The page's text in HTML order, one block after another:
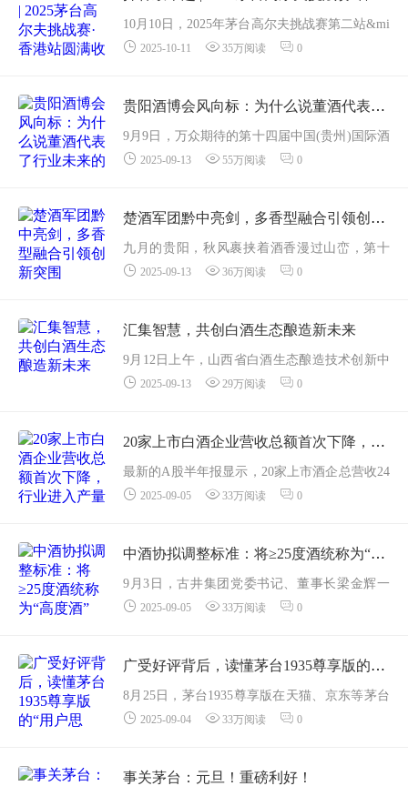
10月10日，2025年茅台高尔夫挑战赛第二站&mi
ddot;香港站于香港哥尔夫球会圆满举办。本次
及高尔夫名将，共同见证茅台文化与高尔夫运
动...
2025-10-11 35万阅读 0
贵阳酒博会风向标：为什么说董酒代表了行业未来的另一种赛道？
9月9日，万众期待的第十四届中国(贵州)国际酒
类博览会正式开幕，全行业的目光都聚焦至贵
期，行业对未来的发展趋势出现迷茫。因此，
本次贵阳酒...
2025-09-13 55万阅读 0
楚酒军团黔中亮剑，多香型融合引领创新突围
九月的贵阳，秋风裹挟着酒香漫过山峦，第十
四届中国（贵州）国际酒类博览会在这里盛大
种美酒荟萃一堂。在这场以“展示全球佳酿，促
进...
2025-09-13 36万阅读 0
汇集智慧，共创白酒生态酿造新未来
9月12日上午，山西省白酒生态酿造技术创新中
心第一届第一次技术委员会会议在汾酒隆重召
山西大学共同承办。山西省白酒生态酿造技术...
2025-09-13 29万阅读 0
20家上市白酒企业营收总额首次下降，行业进入产量与营收双下滑拐点？
最新的A股半年报显示，20家上市酒企总营收24
15.08亿元，同比下降20.86亿元，同比下降约0.8
双下滑的拐点。自2016年以来，白酒产量从135
8.4万...
2025-09-05 33万阅读 0
中酒协拟调整标准：将≥25度酒统称为“高度酒”
9月3日，古井集团党委书记、董事长梁金辉一
行到访中国酒业协会，与中国酒业协会理事长
前中国酒业协会正在大力推动行业术语的规范
化变革...
2025-09-05 33万阅读 0
广受好评背后，读懂茅台1935尊享版的“用户思维”深意
8月25日，茅台1935尊享版在天猫、京东等茅台
酱香酒旗舰店正式开启预售，迅速引发行业与
新品在四川雅安隆重上市，并同步于全国核心
2025-09-04 33万阅读 0
事关茅台：元旦！重磅利好！